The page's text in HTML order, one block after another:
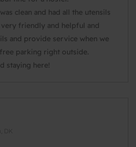
clean and had all the utensils
very friendly and helpful and
and provide service when we
parking right outside.
staying here!
DK